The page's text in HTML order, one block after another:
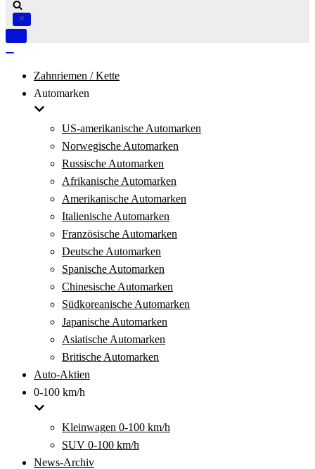
Navigation
Zahnriemen / Kette
Automarken
US-amerikanische Automarken
Norwegische Automarken
Russische Automarken
Afrikanische Automarken
Amerikanische Automarken
Italienische Automarken
Französische Automarken
Deutsche Automarken
Spanische Automarken
Chinesische Automarken
Südkoreanische Automarken
Japanische Automarken
Asiatische Automarken
Britische Automarken
Auto-Aktien
0-100 km/h
Kleinwagen 0-100 km/h
SUV 0-100 km/h
News-Archiv